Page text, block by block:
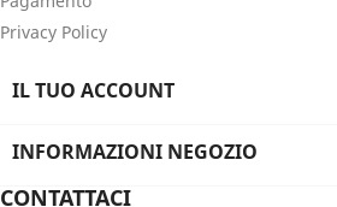
Privacy Policy
IL TUO ACCOUNT
INFORMAZIONI NEGOZIO
CONTATTACI